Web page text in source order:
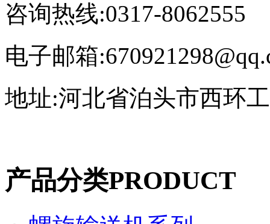
咨询热线:0317-8062555
电子邮箱
地址:河北省泊头市西环
产品分类PRODUCT